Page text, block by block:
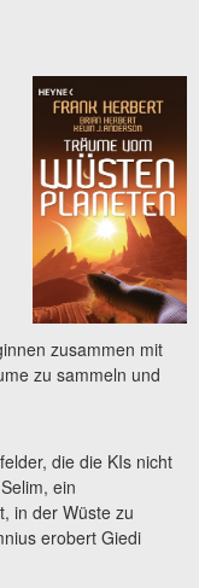
zusammen mit
zu sammeln und
die die KIs nicht
ein
in der Wüste zu
erobert Giedi